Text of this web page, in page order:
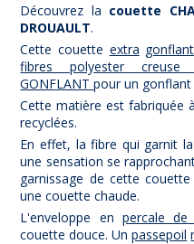
Découvrez la couette
DROUAULT.
Cette couette extra
fibres polyester creuse
GONFLANTpour un gonflant
Cette matière est fabriquée
recyclées.
En effet, la fibre qui garnit
une sensation se
garnissage de cette
une couette chaude.
L'enveloppe en percale
couette douce. Unpassepoil